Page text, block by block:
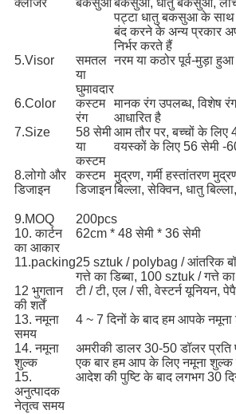
क्लोजर
बकसुआबकसुआ, धातु बकसुआ,
पट्टा धातु बकसुआ के साथ
बंद करने के अन्य प्रकार
निर्भर करते हैं
5.Visor
समतल
या
घुमावदार
नरम या कठोर पूर्व-मुड़ा हुआ
6.Color
कस्टम
रंग
मानक रंग उपलब्ध, विशेष
आधारित है
7.Size
58 सेमी
या
कस्टम
आम तौर पर, बच्चों के लिए
वयस्कों के लिए 56 सेमी -
8.लोगो और
डिजाइन
कस्टम
डिजाइन
मुद्रण, गर्मी हस्तांतरण
बिल्ला, सेक्विन, धातु
9.MOQ
200pcs
10. कार्टन
का आकार
62cm * 48 सेमी * 36 सेमी
11.packing25 sztuk / polybag / आंतरिक
गत्ते का डिब्बा, 100 sztuk / गत्ते का
12 भुगतान
की शर्तें
टी / टी, एल / सी, वेस्टर्न यूनियन,
13. नमूना
समय
4 ~ 7 दिनों के बाद हम आपके नमूना
14. नमूना
शुल्क
अमरीकी डालर 30-50 डॉलर
एक बार हम आप के लिए नमूना शुल्क
15.
अनुत्पादक
नेतृत्व समय
आदेश की पुष्टि के बाद लगभग 30